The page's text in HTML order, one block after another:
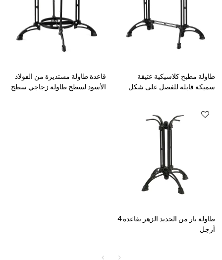
طاولة مطبخ كلاسيكية عتيقة
سميكة قابلة للفصل على شكل
قاعدة طاولة مستديرة من الفولاذ
الأسود لسطح طاولة زجاجي سطح
طاولة بار من الحديد الزهر بقاعدة 4
أرجل